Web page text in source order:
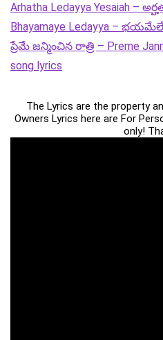
Arhatha Ledayya Yesaiah
Bhayamaye Ledayya –
ప్రేమే జన్మించిన రాత్రి – Preme
song lyrics
The Lyrics are the property
Owners Lyrics here are For
only!